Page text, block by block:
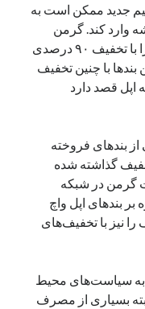
جدید ممکن است به
وارد کند. گرمن
گفته است اپل بندهای چرمی اپل واچ را با تخفیف ۹۰ درصدی
با چنین تخفیف
اپل قصد دارد
بندهای فروخته
تخفیف گذاشته شده
پست گرمن در شبکه
بندهای اپل واچ
نیز با تخفیف‌های
به سیاست‌های محیط
بسیاری از مصرف